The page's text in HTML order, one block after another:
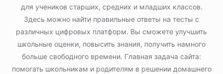
для учеников старших, средних и младших классов.
Здесь можно найти правильные ответы на тесты с
различных цифровых платформ. Вы сможете улучшить
школьные оценки, повысить знания, получить намного
больше свободного времени. Главная задача сайта:
помогать школьникам и родителям в решении домашнего